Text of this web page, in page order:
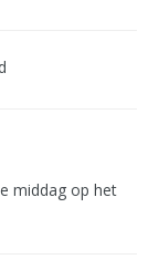
middag op het